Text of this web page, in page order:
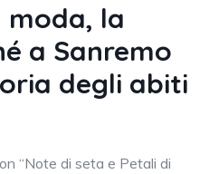
moda, la
a Sanremo
degli abiti
“Note di seta e Petali di